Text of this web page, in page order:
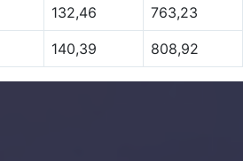
132,46 763,23
140,39 808,92